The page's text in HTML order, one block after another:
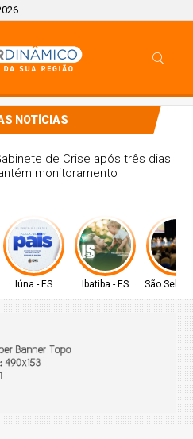
NOTÍCIAS
de Crise após três dias
monitoramento
Iúna - ES Ibatiba - ES São